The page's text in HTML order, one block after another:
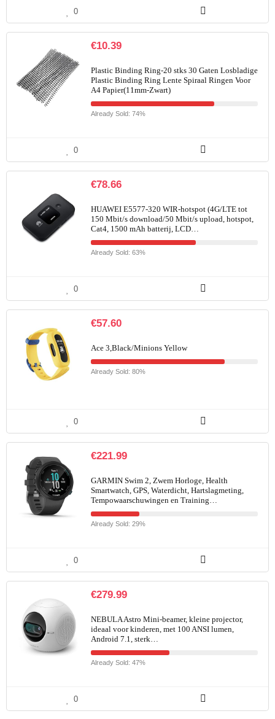
0
€10.39
Plastic Binding Ring-20 stks 30 Gaten Losbladige
Plastic Binding Ring Lente Spiraal Ringen Voor
A4 Papier(11mm-Zwart)
Already Sold: 74%
0
€78.66
HUAWEI E5577-320 WIR-hotspot (4G/LTE tot
150 Mbit/s download/50 Mbit/s upload, hotspot,
Cat4, 1500 mAh batterij, LCD…
Already Sold: 63%
0
€57.60
Ace 3,Black/Minions Yellow
Already Sold: 80%
0
€221.99
GARMIN Swim 2, Zwem Horloge, Health
Smartwatch, GPS, Waterdicht, Hartslagmeting,
Tempowaarschuwingen en Training…
Already Sold: 29%
0
€279.99
NEBULA Astro Mini-beamer, kleine projector,
ideaal voor kinderen, met 100 ANSI lumen,
Android 7.1, sterk…
Already Sold: 47%
0